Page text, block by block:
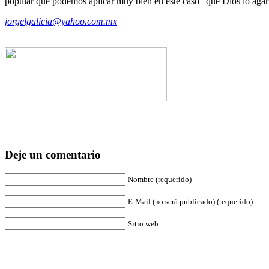
jorgelgalicia@yahoo.com.mx
Deje un comentario
Nombre (requerido)
E-Mail (no será publicado) (requerido)
Sitio web